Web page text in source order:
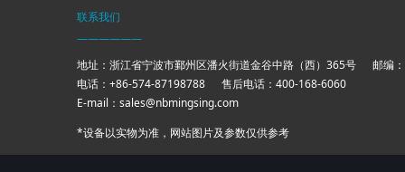
联系我们
——————
地址：浙江省宁波市鄞州区潘火街道金谷中路（西）365号 邮编
电话：+86-574-87198788 售后电话：400-
E-mail：sales@nbmingsing.com
*设备以实物为准，网站图片及参数仅供参考